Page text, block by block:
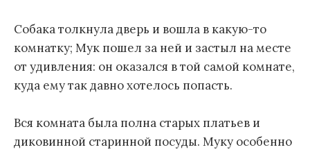
Собака толкнула дверь и вошла в какую-то
комнатку; Мук пошел за ней и застыл на месте
от удивления: он оказался в той самой комнате,
куда ему так давно хотелось попасть.
Вся комната была полна старых платьев и
диковинной старинной посуды. Муку особенно